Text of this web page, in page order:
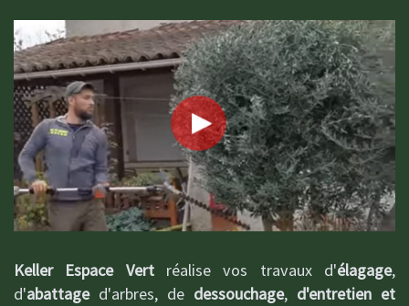
Keller Espace Vertréalise vos travaux d'élagage,
d'abattaged'arbres, de dessouchage, d'entretien et